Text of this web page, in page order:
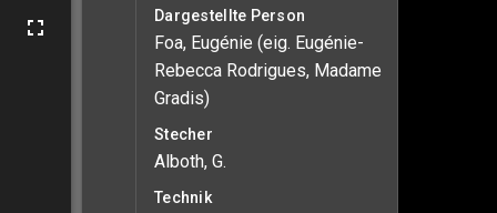
Dargestellte Person
Foa, Eugénie (eig. Eugénie-
Rebecca Rodrigues, Madame
Gradis)
Stecher
Alboth, G.
Technik